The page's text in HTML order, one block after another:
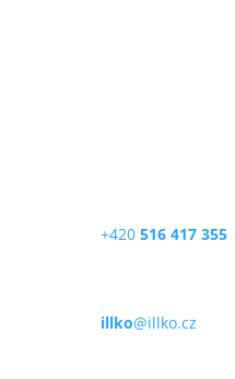
+420 516 417 355
illko@illko.cz